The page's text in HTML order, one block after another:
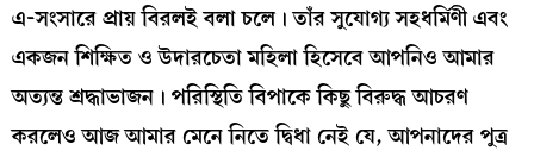
এ-সংসারে প্রায় বিরলই বলা চলে। তাঁর সুযোগ্য সহধর্মিণী এবং
একজন শিক্ষিত ও উদারচেতা মহিলা হিসেবে আপনিও আমার
অত্যন্ত শ্রদ্ধাভাজন। পরিস্থিতি বিপাকে কিছু বিরুদ্ধ আচরণ
করলেও আজ আমার মেনে নিতে দ্বিধা নেই যে, আপনাদের পুত্র